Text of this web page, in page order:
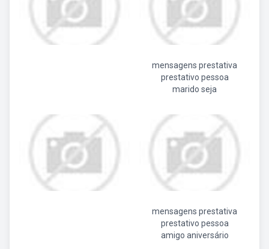
mensagens prestativa
prestativo pessoa
marido seja
mensagens prestativa
prestativo pessoa
amigo aniversário